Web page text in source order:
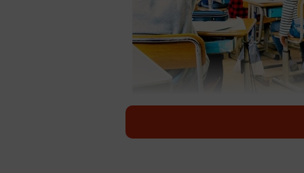
35人前後の子どもたちを受け持つ学級担